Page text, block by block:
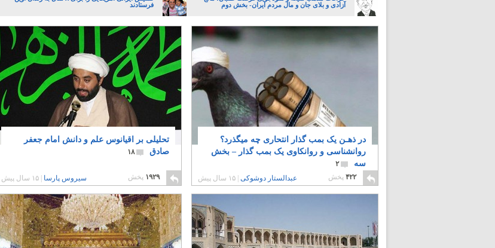
آزادی و بلای جان و مال مردم ایران- بخش دوم
فرستادند
در ذهـن یک بمب گذار انتحاری چه میگذرد؟
روانشناسی و روانکاوی یک بمب گذار – بخش
سه
۲
۴۲۲ پخش عبدالستار دوشوکی |۱۵ سال پیش
تحلیلی بر اقیانوس علم و دانش امام جعفر
صادق
۱۸
۱۹۲۹ پخش سیروس پارسا ۱۵ سال پیش